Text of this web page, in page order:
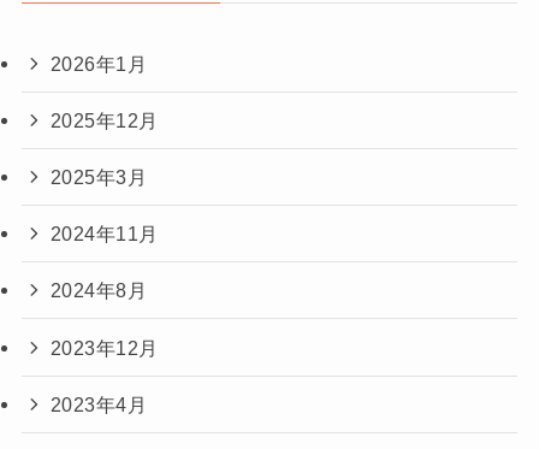
2026年1月
2025年12月
2025年3月
2024年11月
2024年8月
2023年12月
2023年4月